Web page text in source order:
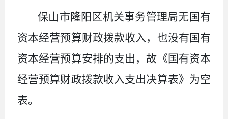
保山市隆阳区机关事务管理局无国有
资本经营预算财政拨款收入，也没有国有
资本经营预算安排的支出，故《国有资本
经营预算财政拨款收入支出决算表》为空
表。